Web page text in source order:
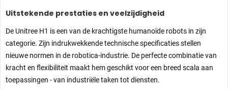
Uitstekende prestaties en veelzijdigheid
De Unitree H1 is een van de krachtigste humanoïde robots in zijn
categorie. Zijn indrukwekkende technische specificaties stellen
nieuwe normen in de robotica-industrie. De perfecte combinatie van
kracht en flexibiliteit maakt hem geschikt voor een breed scala aan
toepassingen - van industriële taken tot diensten.